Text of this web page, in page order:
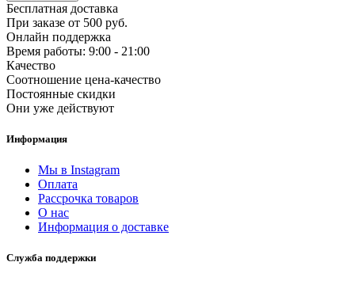
Бесплатная доставка
При заказе от 500 руб.
Онлайн поддержка
Время работы: 9:00 - 21:00
Качество
Cоотношение цена-качество
Постоянные скидки
Они уже действуют
Информация
Мы в Instagram
Оплата
Рассрочка товаров
О нас
Информация о доставке
Служба поддержки